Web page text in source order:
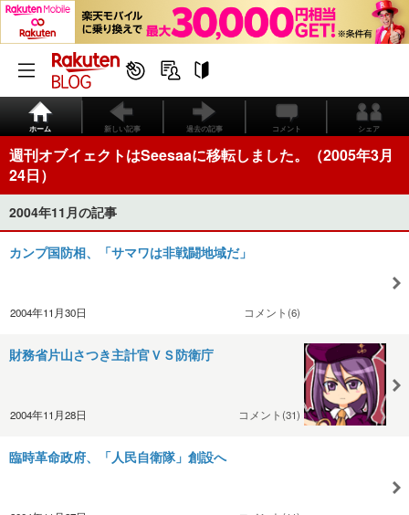
ホーム 新しい記事 過去の記事 コメント シェア
週刊オブイェクトはSeesaaに移転しました。（2005年3月
24日）
2004年11月の記事
カンプ国防相、「サマワは非戦闘地域だ」
2004年11月30日 コメント(6)
財務省片山さつき主計官ＶＳ防衛庁
2004年11月28日 コメント(31)
臨時革命政府、「人民自衛隊」創設へ